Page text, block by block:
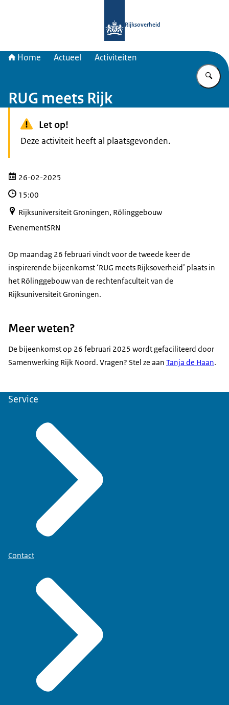
Rijksoverheid
Home Actueel Activiteiten
RUG meets Rijk
Let op!
Deze activiteit heeft al plaatsgevonden.
26-02-2025
15:00
Rijksuniversiteit Groningen, Rölinggebouw
EvenementSRN
Op maandag 26 februari vindt voor de tweede keer de
inspirerende bijeenkomst ‘RUG meets Rijksoverheid’ plaats in
het Rölinggebouw van de rechtenfaculteit van de
Rijksuniversiteit Groningen.
Meer weten?
De bijeenkomst op 26 februari 2025 wordt gefaciliteerd door
Samenwerking Rijk Noord. Vragen? Stel ze aan Tanja de Haan.
Service
Contact